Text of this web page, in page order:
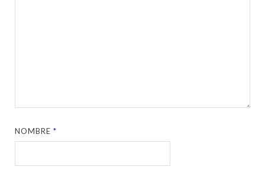
NOMBRE*